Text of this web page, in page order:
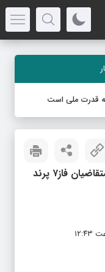
قدرت ملی است
ارسال پیامک تکمیل آورده به برخی متقاضیان فاز۷ پرند